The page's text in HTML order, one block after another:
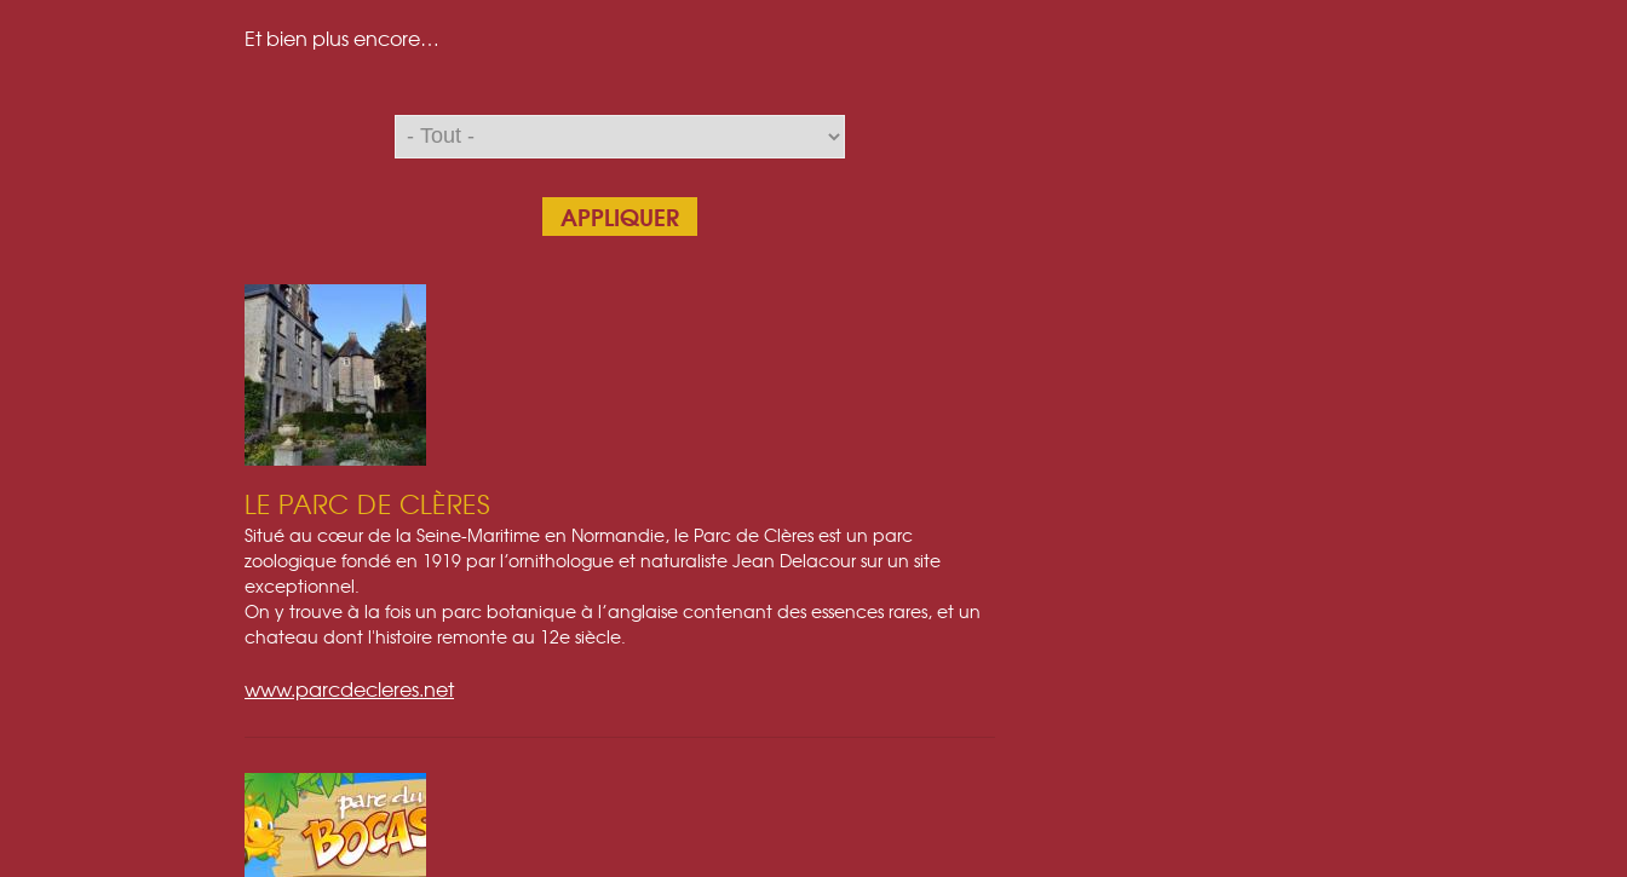
Et bien plus encore…
LE PARC DE CLÈRES
Situé au cœur de la Seine-Maritime en Normandie, le Parc de Clères est un parc
zoologique fondé en 1919 par l’ornithologue et naturaliste Jean Delacour sur un site
exceptionnel.
On y trouve à la fois un parc botanique à l’anglaise contenant des essences rares, et un
chateau dont l'histoire remonte au 12esiècle.
www.parcdecleres.net